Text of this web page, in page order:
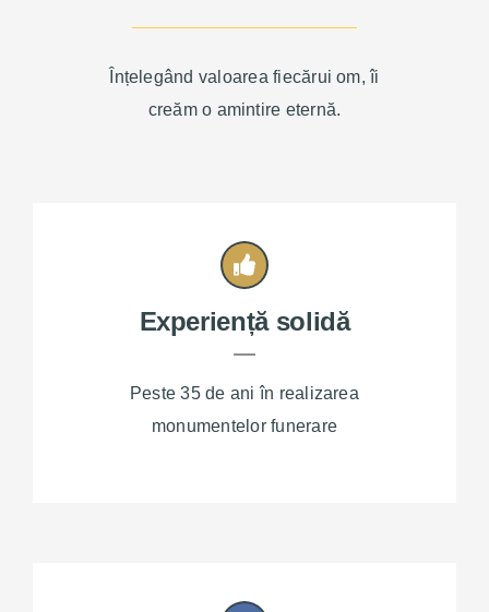
Înțelegând valoarea fiecărui om, îi
creăm o amintire eternă.
Experiență solidă
Peste 35 de ani în realizarea
monumentelor funerare